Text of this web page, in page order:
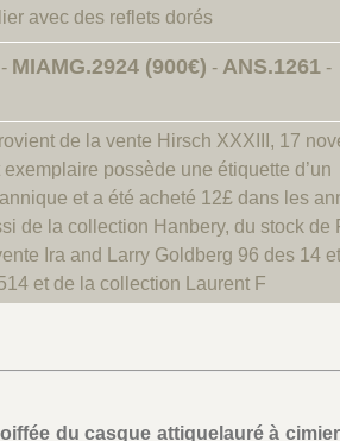
avec des reflets dorés
- MIAMG.2924 (900€) - ANS.1261 -
de la vente Hirsch XXXIII, 17
exemplaire possède une étiquette d’un
et a été acheté 12£ dans les
de la collection Hanbery, du stock de
Ira and Larry Goldberg 96 des 14
et de la collection Laurent F
du casque attiquelauré à